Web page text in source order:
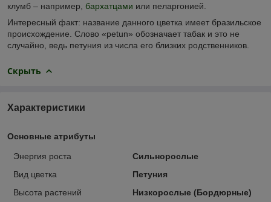
клумб – например, бархатцами или пеларгонией.
Интересный факт: название данного цветка имеет бразильское
происхождение. Слово «petun» обозначает табак и это не
случайно, ведь петуния из числа его близких родственников.
Скрыть
Характеристики
Основные атрибуты
Энергия роста
Сильнорослые
Вид цветка
Петуния
Высота растений
Низкорослые (Бордюрные)